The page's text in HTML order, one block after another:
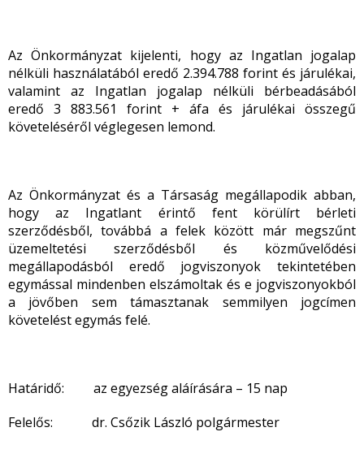
Az Önkormányzat kijelenti, hogy az Ingatlan jogalap
nélküli használatából eredő 2.394.788 forint és járulékai,
valamint az Ingatlan jogalap nélküli bérbeadásából
eredő 3 883.561 forint + áfa és járulékai összegű
követeléséről véglegesen lemond.
Az Önkormányzat és a Társaság megállapodik abban,
hogy az Ingatlant érintő fent körülírt bérleti
szerződésből, továbbá a felek között már megszűnt
üzemeltetési szerződésből és közművelődési
megállapodásból eredő jogviszonyok tekintetében
egymással mindenben elszámoltak és e jogviszonyokból
a jövőben sem támasztanak semmilyen jogcímen
követelést egymás felé.
Határidő: az egyezség aláírására – 15 nap
Felelős: dr. Csőzik László polgármester